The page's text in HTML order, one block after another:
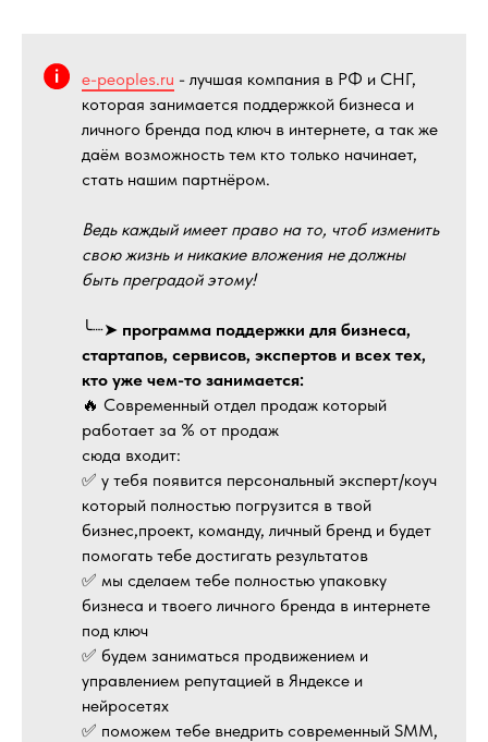
e-peoples.ru - лучшая компания в РФ и СНГ,
которая занимается поддержкой бизнеса и
личного бренда под ключ в интернете, а так же
даём возможность тем кто только начинает,
стать нашим партнёром.
Ведь каждый имеет право на то, чтоб изменить
свою жизнь и никакие вложения не должны
быть преградой этому!
╰┈➤ программа поддержки для бизнеса,
стартапов, сервисов, экспертов и всех тех,
кто уже чем-то занимается:
🔥 Современный отдел продаж который
работает за % от продаж
сюда входит:
✅ у тебя появится персональный эксперт/коуч
который полностью погрузится в твой
бизнес,проект, команду, личный бренд и будет
помогать тебе достигать результатов
✅ мы сделаем тебе полностью упаковку
бизнеса и твоего личного бренда в интернете
под ключ
✅ будем заниматься продвижением и
управлением репутацией в Яндексе и
нейросетях
✅ поможем тебе внедрить современный SMM,